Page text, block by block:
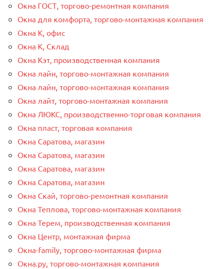
Окна ГОСТ, торгово-ремонтная компания
Окна для комфорта, торгово-монтажная компания
Окна К, офис
Окна К, Склад
Окна Кэт, производственная компания
Окна лайн, торгово-монтажная компания
Окна лайн, торгово-монтажная компания
Окна лайт, торгово-монтажная компания
Окна ЛЮКС, производственно-торговая компания
Окна пласт, торговая компания
Окна Саратова, магазин
Окна Саратова, магазин
Окна Саратова, магазин
Окна Саратова, магазин
Окна Скай, торгово-ремонтная компания
Окна Теплова, торгово-монтажная компания
Окна Терем, производственная компания
Окна Центр, монтажная фирма
Окна-family, торгово-монтажная фирма
Окна.ру, торгово-монтажная компания